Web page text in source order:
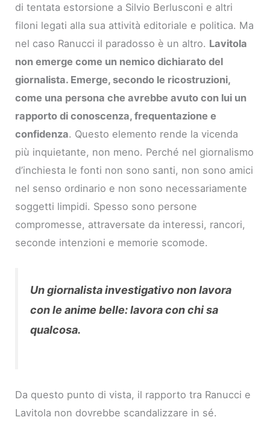
di tentata estorsione a Silvio Berlusconi e altri
filoni legati alla sua attività editoriale e politica. Ma
nel caso Ranucci il paradosso è un altro. Lavitola
non emerge come un nemico dichiarato del
giornalista. Emerge, secondo le ricostruzioni,
come una persona che avrebbe avuto con lui un
rapporto di conoscenza, frequentazione e
confidenza. Questo elemento rende la vicenda
più inquietante, non meno. Perché nel giornalismo
d’inchiesta le fonti non sono santi, non sono amici
nel senso ordinario e non sono necessariamente
soggetti limpidi. Spesso sono persone
compromesse, attraversate da interessi, rancori,
seconde intenzioni e memorie scomode.
Un giornalista investigativo non lavora
con le anime belle: lavora con chi sa
qualcosa.
Da questo punto di vista, il rapporto tra Ranucci e
Lavitola non dovrebbe scandalizzare in sé.